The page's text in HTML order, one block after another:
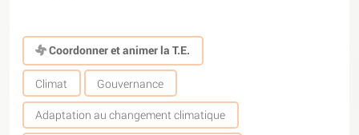
Coordonner et animer la T.E.
Climat Gouvernance
Adaptation au changement climatique